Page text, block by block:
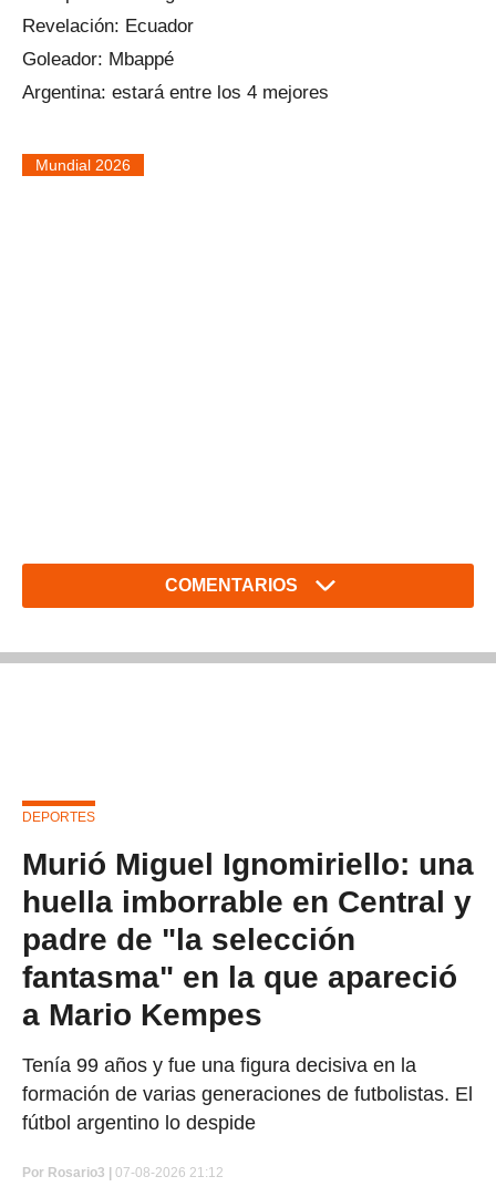
Revelación: Ecuador
Goleador: Mbappé
Argentina: estará entre los 4 mejores
Mundial 2026
COMENTARIOS